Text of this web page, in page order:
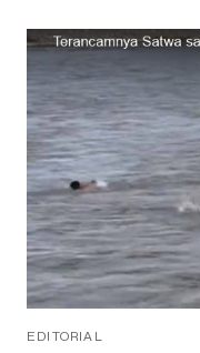
EDITORIAL